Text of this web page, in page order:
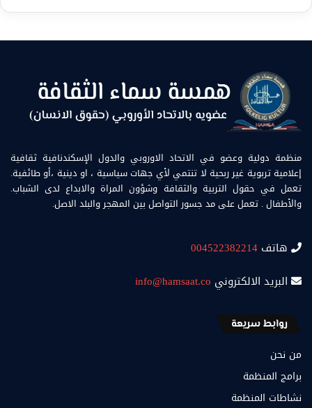
منظمة دولية وعضو في الاتحاد الاوروبي والدول الإسكندنافية ثقافية
إعلامية تربوية غير ربحية لا تنتمي لأي جهات سياسية ، او دينية ،أو طائفية.
تعمل في حقول التربية والثقافة وشؤون المراة والابداع لدى الشباب.
والأطفال . تعمل على مد جسور التواصل بين المهجر والبلد الاصل.
هاتف 004522382214
البريد الالكتروني info@hamsaat.co
روابط سريعة
من نحن
برامج المنظمة
نشاطات المنظمة